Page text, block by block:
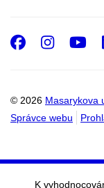
© 2026 Masarykova
Správce webu
K